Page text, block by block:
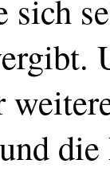
sich